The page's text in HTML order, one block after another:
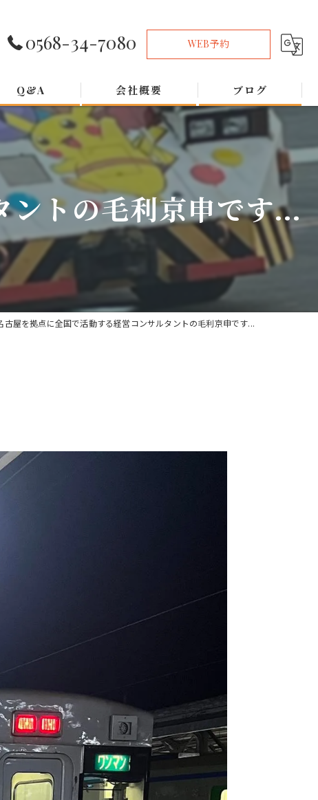
0568-34-7080 WEB予約
Q&A 会社概要 ブログ
ントの毛利京申です...
古屋を拠点に全国で活動する経営コンサルタントの毛利京申です...